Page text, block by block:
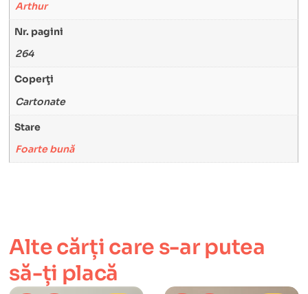
Arthur
Nr. pagini
264
Coperţi
Cartonate
Stare
Foarte bună
Alte cărți care s-ar putea
să-ți placă